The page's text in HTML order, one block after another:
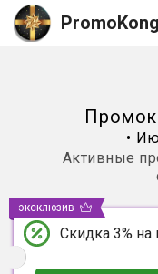
PromoKong
•
Активные
Скидка 3% на
эксклюзив